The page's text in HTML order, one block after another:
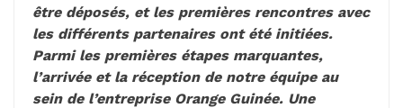
être déposés, et les premières rencontres avec
les différents partenaires ont été initiées.
Parmi les premières étapes marquantes,
l’arrivée et la réception de notre équipe au
sein de l’entreprise Orange Guinée. Une